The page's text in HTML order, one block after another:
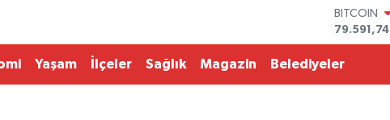
BITCOIN
79.591,74
DOLAR
45,43620
Yaşam İlçeler Sağlık Magazin Belediyeler